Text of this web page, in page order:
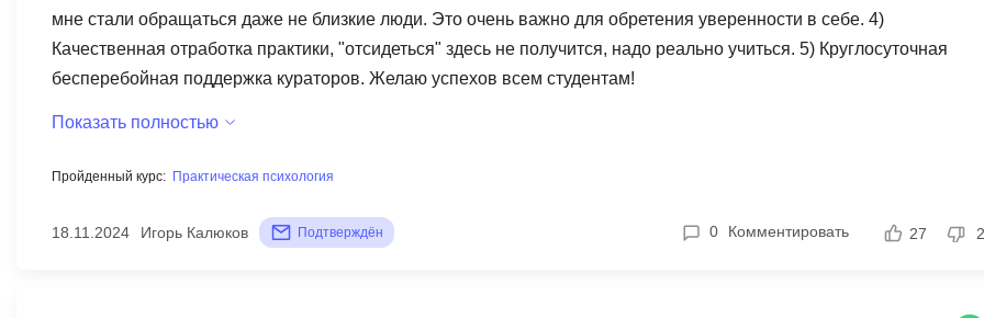
мне стали обращаться даже не близкие люди. Это очень важно для обретения уверенности в себе. 4)
Качественная отработка практики, "отсидеться" здесь не получится, надо реально учиться. 5) Круглосуточная
бесперебойная поддержка кураторов. Желаю успехов всем студентам!
Показать полностью
Пройденный курс: Практическая психология
18.11.2024 Игорь Калюков Подтверждён 0 Комментировать 27 2